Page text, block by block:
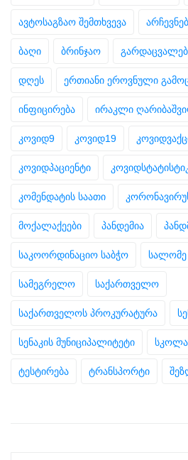
ავტოსაგზაო შემთხვევა
ბაღი ბრინჯაო
დღეს ერთიანი ეროვნული
ინფიცირება ირაკლი
კოვიდ9 კოვიდ19
კოვიდპაციენტი
კომენდატის საათი
მოქალაქეები პანდემია
საკოორდინაციო საბჭო სალომე
სამეგრელო საქართველო
საქართველოს პროკურატურა
სენაკის მუნიციპალიტეტი სკოლა
ტესტირება ტრანსპორტი